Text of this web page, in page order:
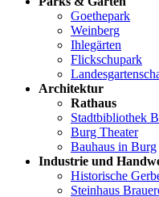
Goethepark
Weinberg
Ihlegärten
Flickschupark
Architektur
Rathaus
Stadtbibliothek
Burg Theater
Bauhaus in Burg
Industrie und
Historische
Steinhaus